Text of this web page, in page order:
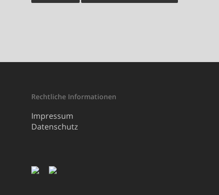
Rechtliche Informationen
Impressum
Datenschutz